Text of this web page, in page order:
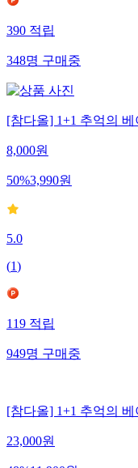
390 적립
348명 구매중
[참다올] 1+1 추억의
8,000원
50%3,990원
5.0
(1)
119 적립
949명 구매중
[참다올] 1+1 추억의
23,000원